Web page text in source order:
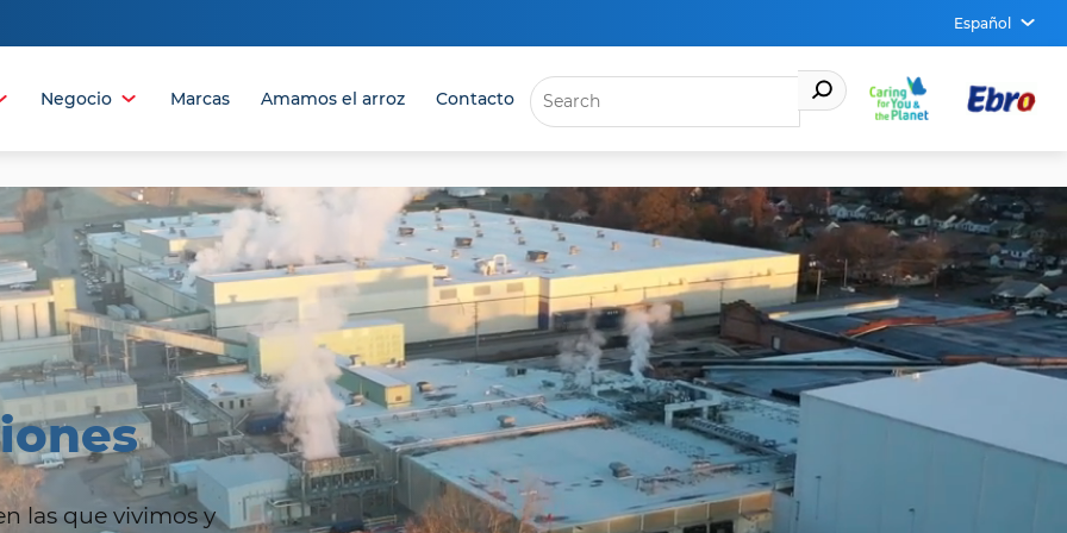
Español
Negocio
ABRIR Marcas Amamos el arroz Contacto
las que vivimos y